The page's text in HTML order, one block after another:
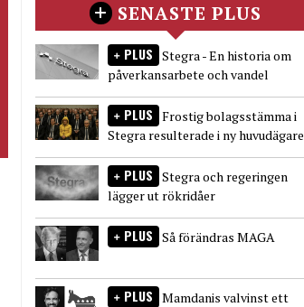
SENASTE PLUS
PLUS Stegra - En historia om
påverkansarbete och vandel
PLUS Frostig bolagsstämma i
Stegra resulterade i ny huvudägare
PLUS Stegra och regeringen
lägger ut rökridåer
PLUS Så förändras MAGA
PLUS Mamdanis valvinst ett